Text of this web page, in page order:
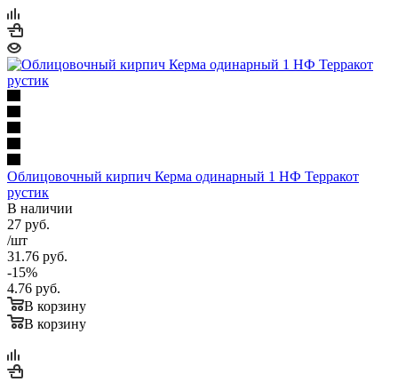
Облицовочный кирпич Керма одинарный 1 НФ Терракот
рустик
В наличии
27 руб.
/шт
31.76 руб.
-15%
4.76 руб.
В корзину
В корзину